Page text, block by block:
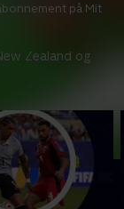
Zealand og
på Mit